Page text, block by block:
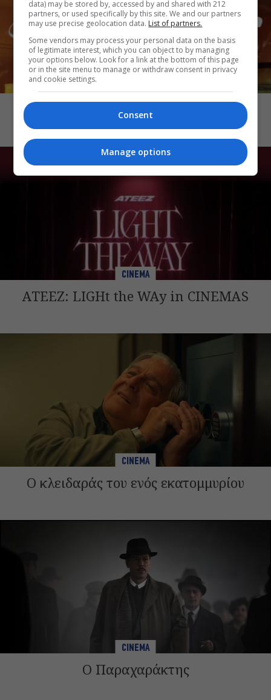
Katseye: Wild Hearts
CINEMA
ATEEZ: LIGHt the WAy in CINEMAS
CINEMA
Ο κλειδαράς του ενός εκατομμυρίου
CINEMA
Ο Παραχαράκτης
data) may be stored by, accessed by and shared with 212
partners, or used specifically by this site. We and our partners
may use precise geolocation data. List of partners.
Some vendors may process your personal data on the basis
of legitimate interest, which you can object to by managing
your options below. Look for a link at the bottom of this page
or in the site menu to manage or withdraw consent in privacy
and cookie settings.
Consent
Manage options